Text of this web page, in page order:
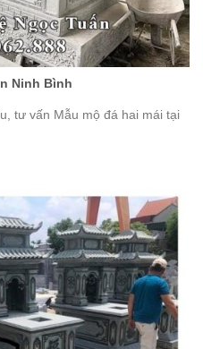
Ninh Bình
tư vấn Mẫu mộ đá hai mái tại